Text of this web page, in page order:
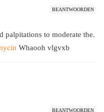
BEANTWOORDEN
palpitations to moderate the.
Whaooh vlgvxb
BEANTWOORDEN